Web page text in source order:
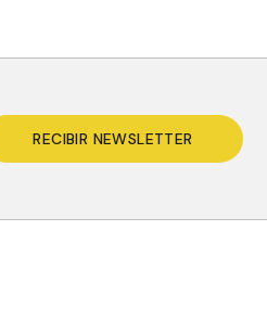
RECIBIR NEWSLETTER